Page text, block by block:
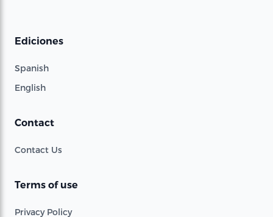
Ediciones
Spanish
English
Contact
Contact Us
Terms of use
Privacy Policy